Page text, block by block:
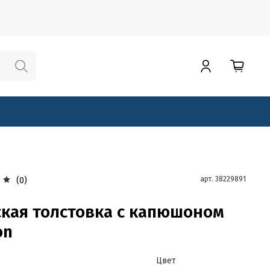
(0) арт. 38229891
толстовка с капюшоном
Цвет